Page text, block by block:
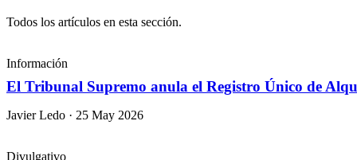
Todos los artículos en esta sección.
Información
El Tribunal Supremo anula el Registro Único de
Javier Ledo · 25 May 2026
Divulgativo